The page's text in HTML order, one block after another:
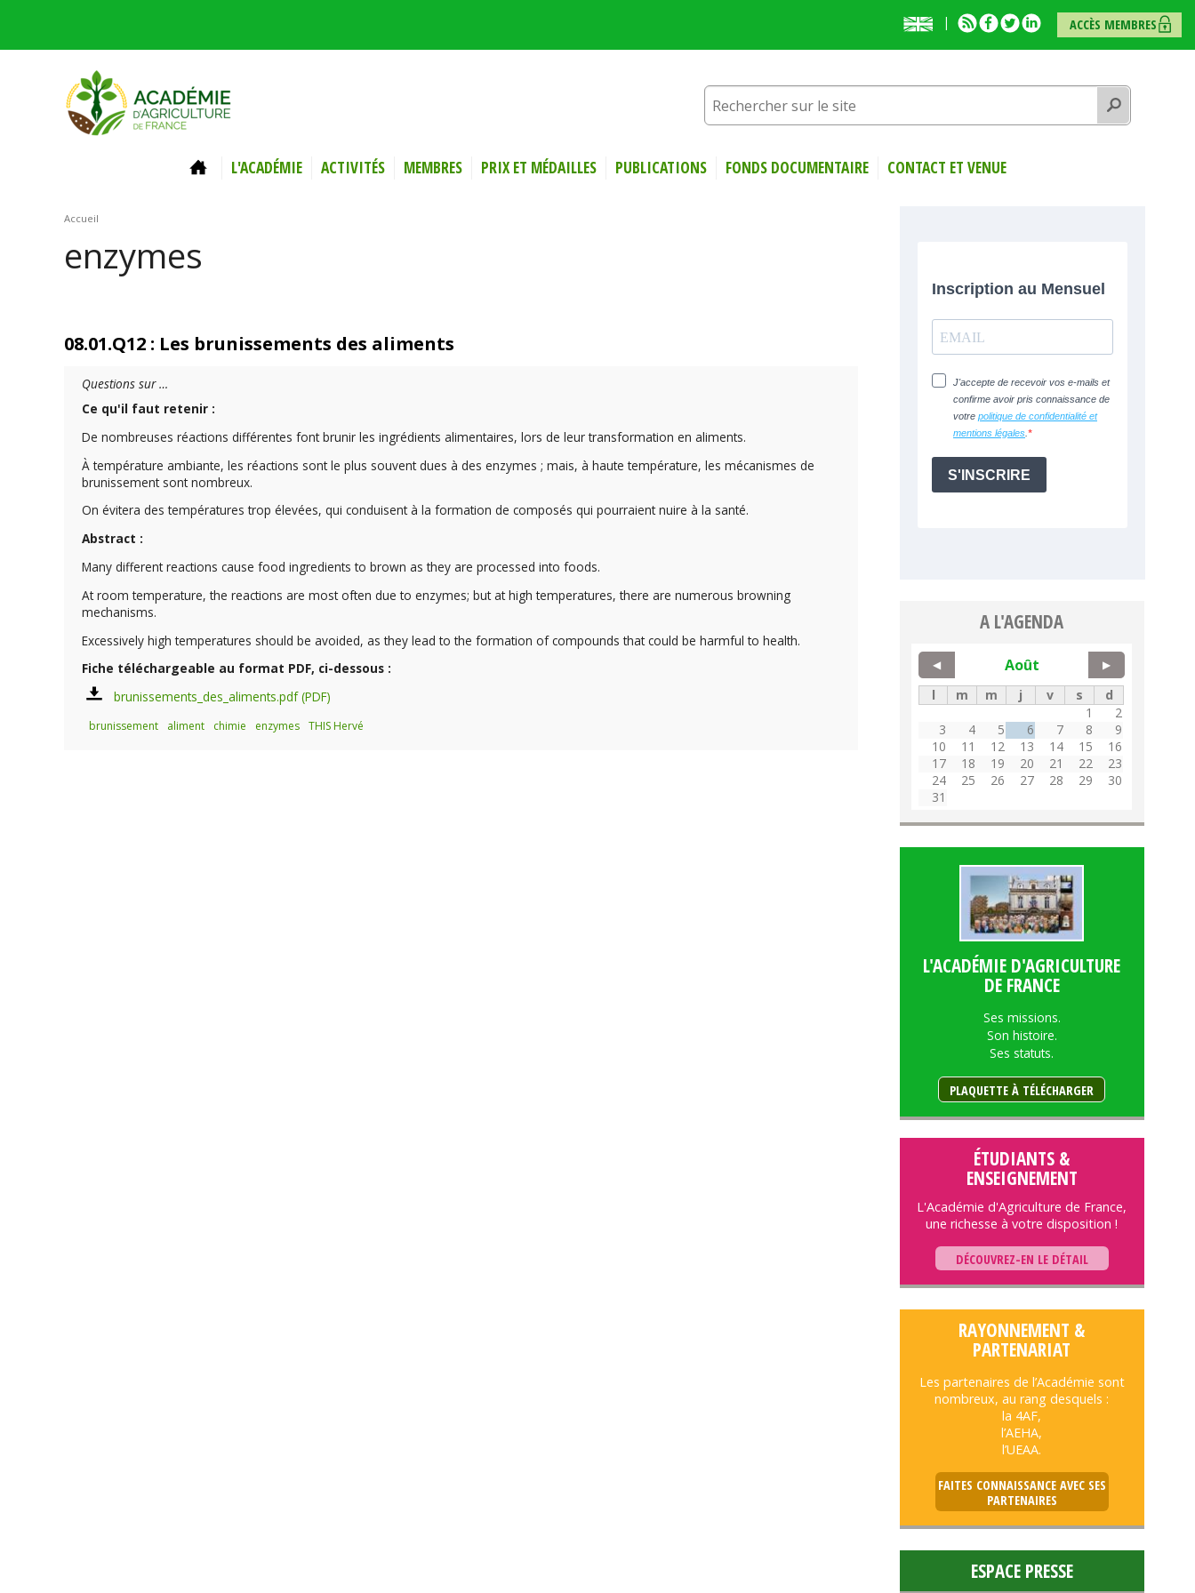
English
presentation
RSSFacebook
TwitterLinkedinACCÈS MEMBRES
Rechercher
ACCUEILL'ACADÉMIE ACTIVITÉS MEMBRES PRIX ET MÉDAILLES PUBLICATIONS FONDS DOCUMENTAIRE CONTACT ET VENUE
Vous êtes ici
Accueil
enzymes
08.01.Q12 : Les brunissements des aliments
Questions sur …
Ce qu'il faut retenir :
De nombreuses réactions différentes font brunir les ingrédients alimentaires, lors de leur transformation en aliments.
À température ambiante, les réactions sont le plus souvent dues à des enzymes ; mais, à haute température, les mécanismes de
brunissement sont nombreux.
On évitera des températures trop élevées, qui conduisent à la formation de composés qui pourraient nuire à la santé.
Abstract :
Many different reactions cause food ingredients to brown as they are processed into foods.
At room temperature, the reactions are most often due to enzymes; but at high temperatures, there are numerous browning
mechanisms.
Excessively high temperatures should be avoided, as they lead to the formation of compounds that could be harmful to health.
Fiche téléchargeable au format PDF, ci-dessous :
brunissements_des_aliments.pdf
brunissement aliment chimie enzymes THIS Hervé
A L'AGENDA
Août
◀ ▶
l m m j v s
d
1
2
3
4 5 6 7 8
9
10
11 12 13 14 15
16
17
18 19 20 21 22
23
24
25 26 27 28 29
30
31
L'ACADÉMIE D'AGRICULTURE
DE FRANCE
Ses missions.
Son histoire.
Ses statuts.
PLAQUETTE À TÉLÉCHARGER
ÉTUDIANTS &
ENSEIGNEMENT
L'Académie d'Agriculture de France,
une richesse à votre disposition !
DÉCOUVREZ-EN LE DÉTAIL
RAYONNEMENT &
PARTENARIAT
Les partenaires de l’Académie sont
nombreux, au rang desquels :
la 4AF,
l’AEHA,
l’UEAA.
FAITES CONNAISSANCE AVEC SES
PARTENAIRES
ESPACE PRESSE